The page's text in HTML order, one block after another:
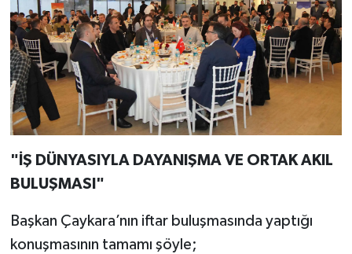
"İŞ DÜNYASIYLA DAYANIŞMA VE ORTAK AKIL
BULUŞMASI"
Başkan Çaykara’nın iftar buluşmasında yaptığı
konuşmasının tamamı şöyle;